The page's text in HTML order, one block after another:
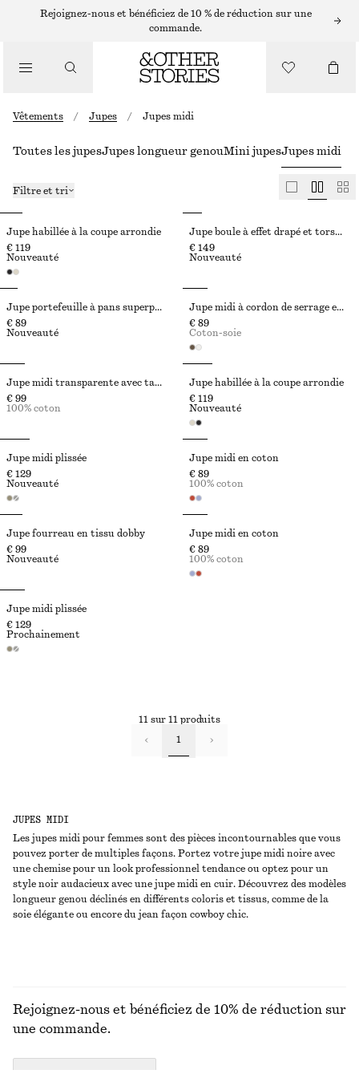
Rejoignez-nous et bénéficiez de 10 % de réduction sur une
commande.
Vêtements / Jupes / Jupes midi
JUPES MIDI
Les jupes midi pour femmes sont des pièces incontournables que vous
pouvez porter de multiples façons. Portez votre jupe midi noire avec
une chemise pour un look professionnel tendance ou optez pour un
style noir audacieux avec une jupe midi en cuir. Découvrez des modèles
longueur genou déclinés en différents coloris et tissus, comme de la
soie élégante ou encore du jean façon cowboy chic.
Toutes les jupesJupes longueur genouMini jupesJupes midi
Filtre et tri
Jupe habillée à la coupe arrondie
€ 119
Nouveauté
Jupe boule à effet drapé et torsadé
€ 149
Nouveauté
Jupe portefeuille à pans superposés
€ 89
Nouveauté
Jupe midi à cordon de serrage en coton
€ 89
Coton-soie
Jupe midi transparente avec tablier
€ 99
100% coton
Jupe habillée à la coupe arrondie
€ 119
Nouveauté
Jupe midi plissée
€ 129
Nouveauté
Jupe midi en coton
€ 89
100% coton
Jupe fourreau en tissu dobby
€ 99
Nouveauté
Jupe midi en coton
€ 89
100% coton
Jupe midi plissée
€ 129
Prochainement
11 sur 11 produits
1
Rejoignez-nous et bénéficiez de 10% de réduction sur
une commande.